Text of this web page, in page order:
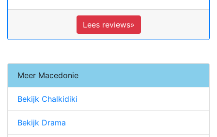
Lees reviews»
Meer Macedonie
Bekijk Chalkidiki
Bekijk Drama